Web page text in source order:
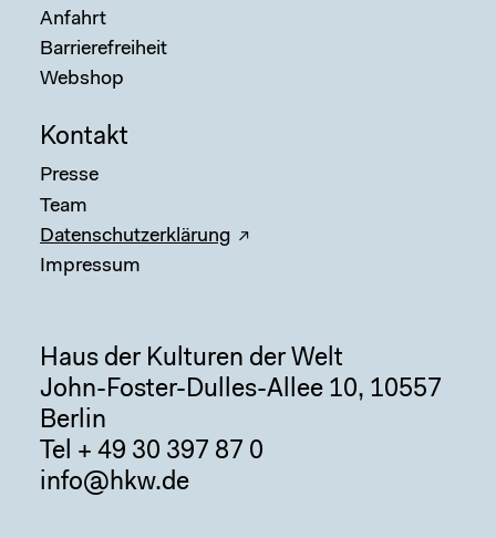
Anfahrt
Barrierefreiheit
Webshop
Kontakt
Presse
Team
Datenschutzerklärung
Impressum
Haus der Kulturen der Welt
John-Foster-Dulles-Allee 10, 10557
Berlin
Tel + 49 30 397 87 0
info@hkw.de